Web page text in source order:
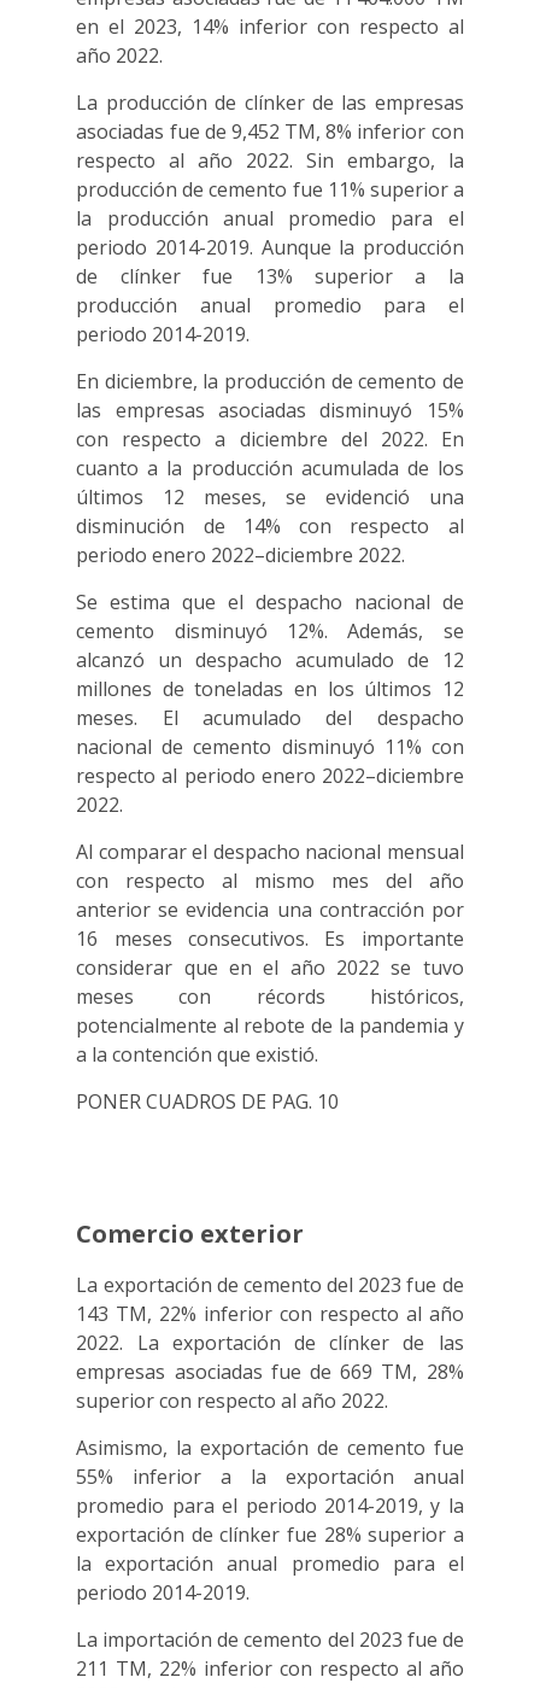
en el 2023, 14% inferior con respecto al
año 2022.
La producción de clínker de las empresas
asociadas fue de 9,452 TM, 8% inferior con
respecto al año 2022. Sin embargo, la
producción de cemento fue 11% superior a
la producción anual promedio para el
periodo 2014-2019. Aunque la producción
de clínker fue 13% superior a la
producción anual promedio para el
periodo 2014-2019.
En diciembre, la producción de cemento de
las empresas asociadas disminuyó 15%
con respecto a diciembre del 2022. En
cuanto a la producción acumulada de los
últimos 12 meses, se evidenció una
disminución de 14% con respecto al
periodo enero 2022–diciembre 2022.
Se estima que el despacho nacional de
cemento disminuyó 12%. Además, se
alcanzó un despacho acumulado de 12
millones de toneladas en los últimos 12
meses. El acumulado del despacho
nacional de cemento disminuyó 11% con
respecto al periodo enero 2022–diciembre
2022.
Al comparar el despacho nacional mensual
con respecto al mismo mes del año
anterior se evidencia una contracción por
16 meses consecutivos. Es importante
considerar que en el año 2022 se tuvo
meses con récords históricos,
potencialmente al rebote de la pandemia y
a la contención que existió.
PONER CUADROS DE PAG. 10
Comercio exterior
La exportación de cemento del 2023 fue de
143 TM, 22% inferior con respecto al año
2022. La exportación de clínker de las
empresas asociadas fue de 669 TM, 28%
superior con respecto al año 2022.
Asimismo, la exportación de cemento fue
55% inferior a la exportación anual
promedio para el periodo 2014-2019, y la
exportación de clínker fue 28% superior a
la exportación anual promedio para el
periodo 2014-2019.
La importación de cemento del 2023 fue de
211 TM, 22% inferior con respecto al año